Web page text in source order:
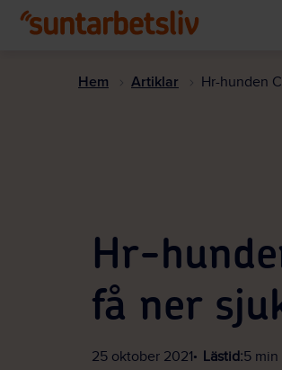
Hem Artiklar Hr-hunden
Hr-
få ner
25 oktober 2021 Lästid:5 min